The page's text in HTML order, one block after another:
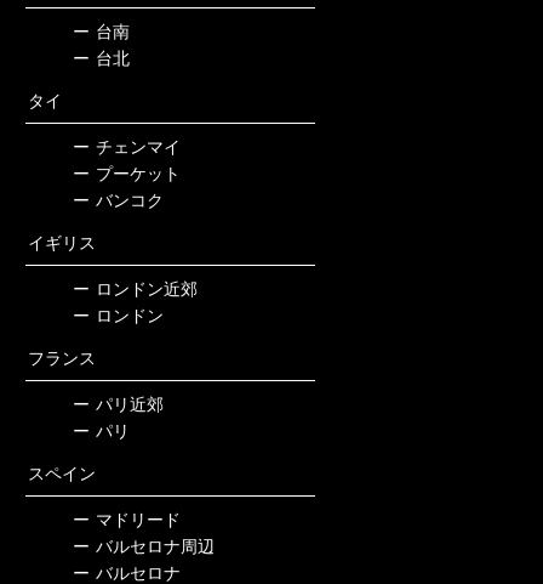
ー 台南
ー 台北
タイ
ー チェンマイ
ー プーケット
ー バンコク
イギリス
ー ロンドン近郊
ー ロンドン
フランス
ー パリ近郊
ー パリ
スペイン
ー マドリード
ー バルセロナ周辺
ー バルセロナ